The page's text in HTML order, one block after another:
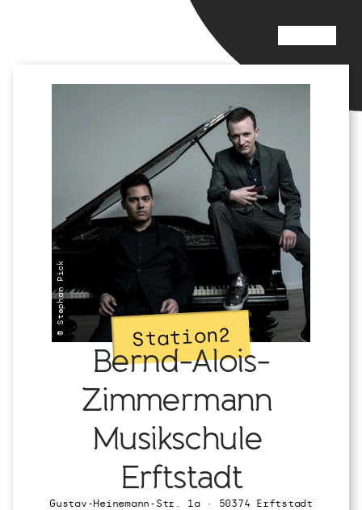
Station2
© Stephan Pick
Bernd-Alois-
Zimmermann
Musikschule
Erftstadt
Gustav-Heinemann-Str. 1a · 50374 Erftstadt